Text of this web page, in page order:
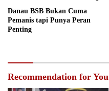
Danau BSB Bukan Cuma
Pemanis tapi Punya Peran
Penting
Recommendation for You